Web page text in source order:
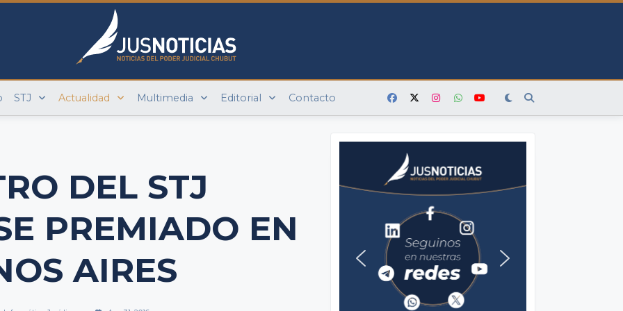
STJ Actualidad Multimedia Editorial Contacto
DEL STJ
PREMIADO EN
AIRES